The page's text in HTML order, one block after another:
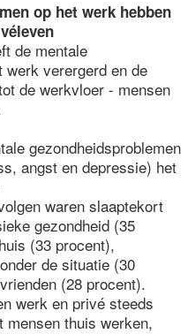
op het werk hebben
de mentale
werk verergerd en de
de werkvloer - mensen
gezondheidsproblemen
angst en depressie) het
waren slaaptekort
gezondheid (35
(33 procent),
de situatie (30
(28 procent).
werk en privé steeds
mensen thuis werken,